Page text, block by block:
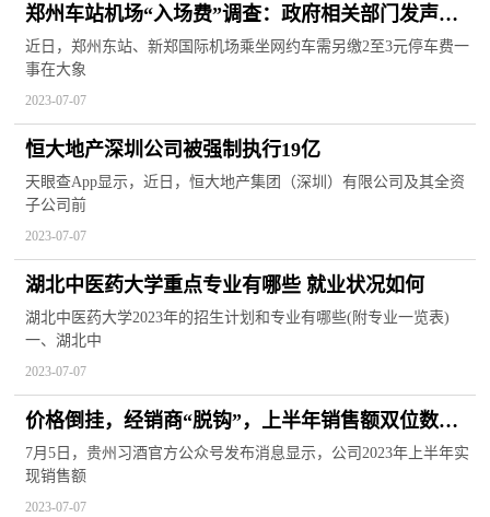
郑州车站机场“入场费”调查：政府相关部门发声，
对此前收费一事不知情
近日，郑州东站、新郑国际机场乘坐网约车需另缴2至3元停车费一
事在大象
2023-07-07
恒大地产深圳公司被强制执行19亿
天眼查App显示，近日，恒大地产集团（深圳）有限公司及其全资
子公司前
2023-07-07
湖北中医药大学重点专业有哪些 就业状况如何
湖北中医药大学2023年的招生计划和专业有哪些(附专业一览表)
一、湖北中
2023-07-07
价格倒挂，经销商“脱钩”，上半年销售额双位数增
长背后，贵州习酒能否成功突围？
7月5日，贵州习酒官方公众号发布消息显示，公司2023年上半年实
现销售额
2023-07-07